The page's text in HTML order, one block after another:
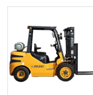
4 тонни з
японським
ISUZU